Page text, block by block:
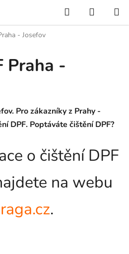
Hledat
KOŠÍK
- Josefov
Praha -
Pro zákazníky z Prahy -
DPF. Poptáváte čištění DPF?
o čištění DPF
na webu
.